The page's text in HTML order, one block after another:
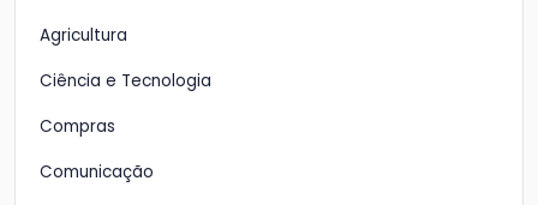
Agricultura
Ciência e Tecnologia
Compras
Comunicação